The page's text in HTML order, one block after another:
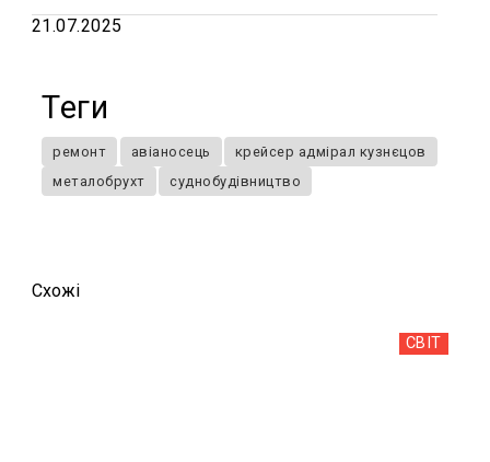
21.07.2025
Теги
ремонт авіаносець
крейсер адмірал кузнєцов
металобрухт
суднобудівництво
Схожi
СВІТ